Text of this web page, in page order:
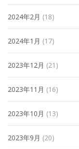
2024年2月 (18)
2024年1月 (17)
2023年12月 (21)
2023年11月 (16)
2023年10月 (13)
2023年9月 (20)